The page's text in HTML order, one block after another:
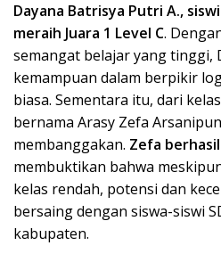
Dayana Batrisya Putri A.,
meraih Juara 1 Level C.
semangat belajar yang tinggi,
kemampuan dalam berpikir
biasa. Sementara itu, dari
bernama Arasy Zefa
membanggakan. Zefa
membuktikan bahwa
kelas rendah, potensi dan
bersaing dengan siswa-siswi
kabupaten.